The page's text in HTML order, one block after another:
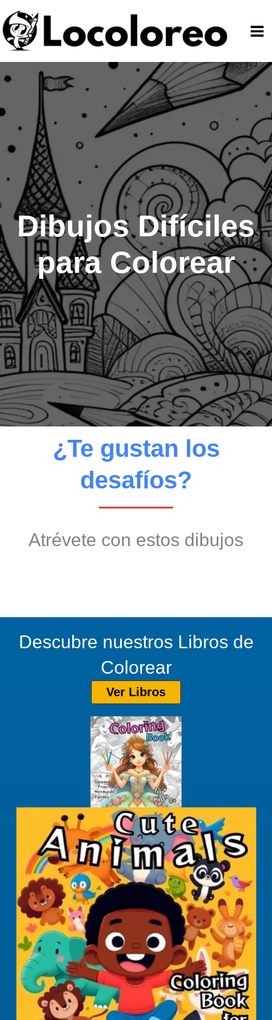
al
contenido
Dibujos Difíciles
para Colorear
¿Te gustan los
desafíos?
Atrévete con estos dibujos
Descubre nuestros Libros de
Colorear
Ver Libros